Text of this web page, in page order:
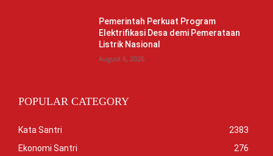
Pemerintah Perkuat Program
Elektrifikasi Desa demi Pemerataan
Listrik Nasional
August 6, 2026
POPULAR CATEGORY
Kata Santri
2383
Ekonomi Santri
276